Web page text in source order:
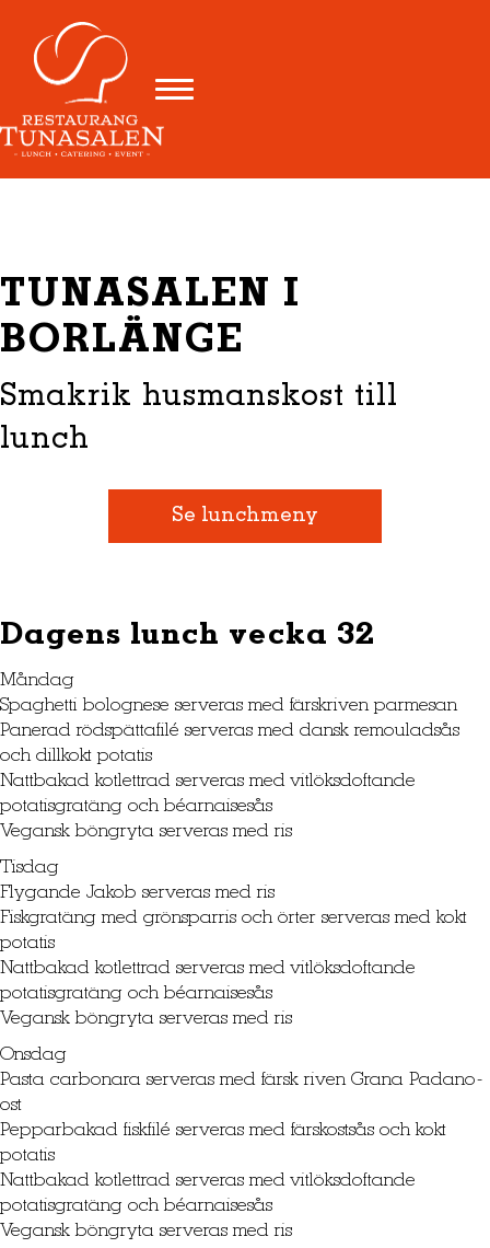
TUNASALEN I
BORLÄNGE
Smakrik husmanskost till
lunch
Se lunchmeny
Dagens lunch vecka 32
Måndag
Spaghetti bolognese serveras med färskriven parmesan
Panerad rödspättafilé serveras med dansk remouladsås
och dillkokt potatis
Nattbakad kotlettrad serveras med vitlöksdoftande
potatisgratäng och béarnaisesås
Vegansk böngryta serveras med ris
Tisdag
Flygande Jakob serveras med ris
Fiskgratäng med grönsparris och örter serveras med kokt
potatis
Nattbakad kotlettrad serveras med vitlöksdoftande
potatisgratäng och béarnaisesås
Vegansk böngryta serveras med ris
Onsdag
Pasta carbonara serveras med färsk riven Grana Padano-
ost
Pepparbakad fiskfilé serveras med färskostsås och kokt
potatis
Nattbakad kotlettrad serveras med vitlöksdoftande
potatisgratäng och béarnaisesås
Vegansk böngryta serveras med ris